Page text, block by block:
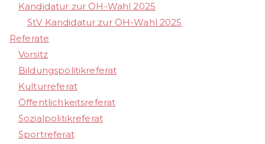
Kandidatur zur ÖH-Wahl 2025
StV Kandidatur zur ÖH-Wahl 2025
Referate
Vorsitz
Bildungspolitikreferat
Kulturreferat
Öffentlichkeitsreferat
Sozialpolitikreferat
Sportreferat